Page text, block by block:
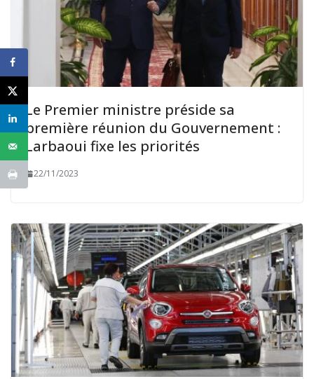
Le Premier ministre préside sa
première réunion du Gouvernement :
Larbaoui fixe les priorités
22/11/2023